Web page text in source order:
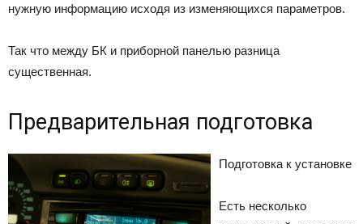
нужную информацию исходя из изменяющихся параметров.
Так что между БК и приборной панелью разница
существенная.
Предварительная подготовка
Подготовка к установке
Есть несколько